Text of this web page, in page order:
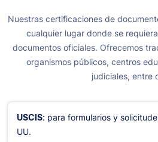
Nuestras certificaciones de
cualquier lugar donde se
documentos oficiales. Ofrecemos
organismos públicos, centros
judiciales, entre
USCIS: para formularios y
UU.